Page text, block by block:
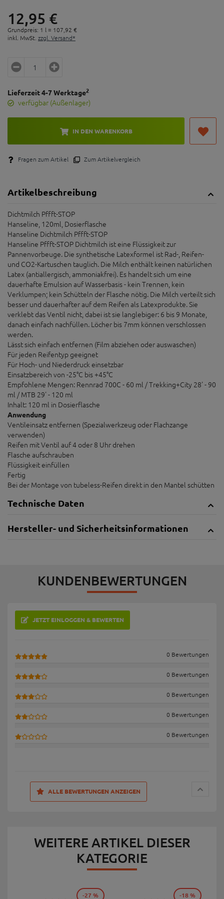
12,95 €
Grundpreis: 1 l = 107, 92 €
inkl. MwSt. zzgl. Versand*
Lieferzeit 4-7 Werktage2
verfügbar (Außenlager)
IN DEN WARENKORB
Fragen zum Artikel Zum Artikelvergleich
Artikelbeschreibung
Dichtmilch Pffft-STOP
Hanseline, 120ml, Dosierflasche
Hanseline Dichtmilch Pffft-STOP
Hanseline Pffft-STOP Dichtmilch ist eine Flüssigkeit zur
Pannenvorbeuge. Die synthetische Latexformel ist Rad-, Reifen-
und CO2-Kartuschen tauglich. Die Milch enthält keinen natürlichen
Latex (antiallergisch, ammoniakfrei). Es handelt sich um eine
dauerhafte Emulsion auf Wasserbasis - kein Trennen, kein
Verklumpen; kein Schütteln der Flasche nötig. Die Milch verteilt sich
besser und dauerhafter auf dem Reifen als Latexprodukte. Sie
verklebt das Ventil nicht, dabei ist sie langlebiger: 6 bis 9 Monate,
danach einfach nachfüllen. Löcher bis 7mm können verschlossen
werden.
Lässt sich einfach entfernen (Film abziehen oder auswaschen)
Für jeden Reifentyp geeignet
Für Hoch- und Niederdruck einsetzbar
Einsatzbereich von -25°C bis +45°C
Empfohlene Mengen: Rennrad 700C - 60 ml / Trekking+City 28' - 90
ml / MTB 29' - 120 ml
Inhalt: 120 ml in Dosierflasche
Anwendung
Ventileinsatz entfernen (Spezialwerkzeug oder Flachzange
verwenden)
Reifen mit Ventil auf 4 oder 8 Uhr drehen
Flasche aufschrauben
Flüssigkeit einfüllen
Fertig
Bei der Montage von tubeless-Reifen direkt in den Mantel schütten
Technische Daten
Hersteller- und Sicherheitsinformationen
KUNDENBEWERTUNGEN
JETZT EINLOGGEN & BEWERTEN
0 Bewertungen
0 Bewertungen
0 Bewertungen
0 Bewertungen
0 Bewertungen
ALLE BEWERTUNGEN ANZEIGEN
WEITERE ARTIKEL DIESER
KATEGORIE
-27 % -18 %